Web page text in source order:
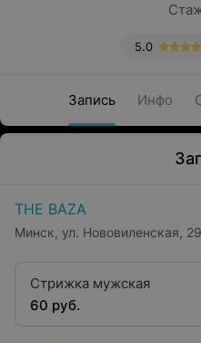
5.0
Запись Инфо
THE BAZA
Минск, ул. Нововиленская, 29
Стрижка мужская
60 руб.